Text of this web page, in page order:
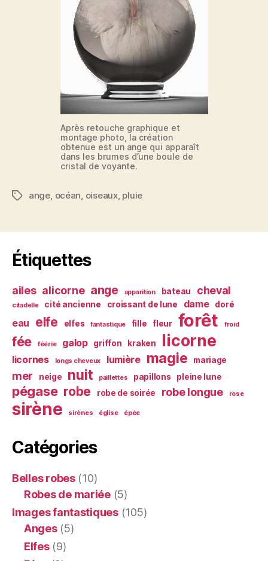
Après retouche graphique et
montage photo, la création
obtenue est un ange qui apparaît
dans les brumes d’une boule de
cristal de voyante.
Étiquettes
ange, océan, oiseaux, pluie
Étiquettes
ailes alicorne ange apparition bateau cheval
citadelle cité ancienne croissant de lune dame doré
eau elfe elfes fantastique fille fleur forêt froid
fée féérie galop griffon kraken licorne
licornes longs cheveux lumière magie mariage
mer neige nuit paillettes papillons pleine lune
pégase robe robe de soirée robe longue rose
sirène sirènes église épée
Catégories
Belles robes(10)
Robes de mariée(5)
Images fantastiques(105)
Anges(5)
Elfes(9)